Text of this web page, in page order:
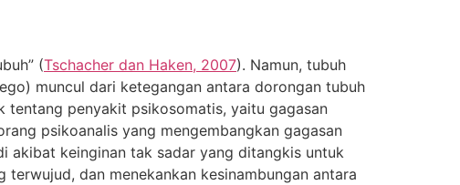
(Tschacher dan Haken, 2007). Namun, tubuh
muncul dari ketegangan antara dorongan tubuh
tentang penyakit psikosomatis, yaitu gagasan
psikoanalis yang mengembangkan gagasan
akibat keinginan tak sadar yang ditangkis untuk
terwujud, dan menekankan kesinambungan antara